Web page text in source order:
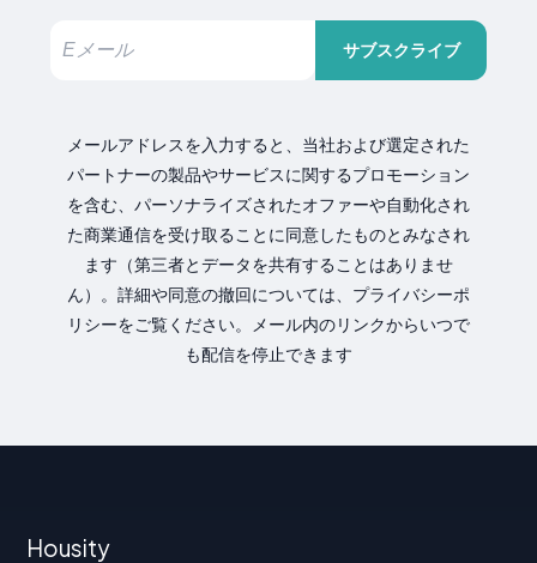
サブスクライブ
メールアドレスを入力すると、当社および選定された
パートナーの製品やサービスに関するプロモーション
を含む、パーソナライズされたオファーや自動化され
た商業通信を受け取ることに同意したものとみなされ
ます（第三者とデータを共有することはありませ
ん）。詳細や同意の撤回については、プライバシーポ
リシーをご覧ください。メール内のリンクからいつで
も配信を停止できます
Housity